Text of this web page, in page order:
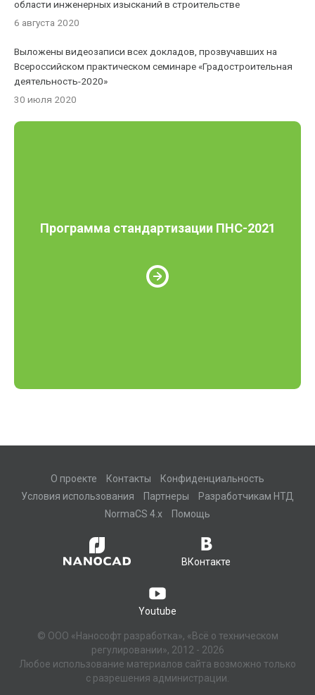
области инженерных изысканий в строительстве
6 августа 2020
Выложены видеозаписи всех докладов, прозвучавших на
Всероссийском практическом семинаре «Градостроительная
деятельность-2020»
30 июля 2020
Программа стандартизации ПНС-2021
О проекте Контакты
Конфиденциальность
Условия использования
Партнеры
Разработчикам НТД
NormaCS 4.x
Помощь
ВКонтакте
Youtube
© ООО «Нанософт разработка», «Всё о техническом
регулировании», 2012 - 2026
Любое использование материалов сайта возможно только
с разрешения администрации.